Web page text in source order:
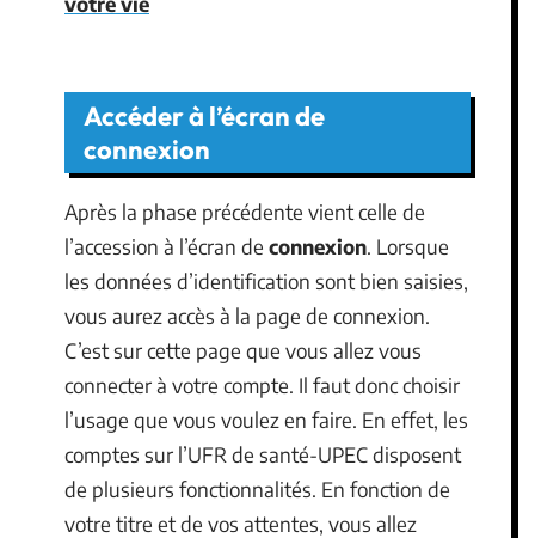
Accéder à l’écran de
connexion
Après la phase précédente vient celle de
l’accession à l’écran de connexion. Lorsque
les données d’identification sont bien saisies,
vous aurez accès à la page de connexion.
C’est sur cette page que vous allez vous
connecter à votre compte. Il faut donc choisir
l’usage que vous voulez en faire. En effet, les
comptes sur l’UFR de santé-UPEC disposent
de plusieurs fonctionnalités. En fonction de
votre titre et de vos attentes, vous allez